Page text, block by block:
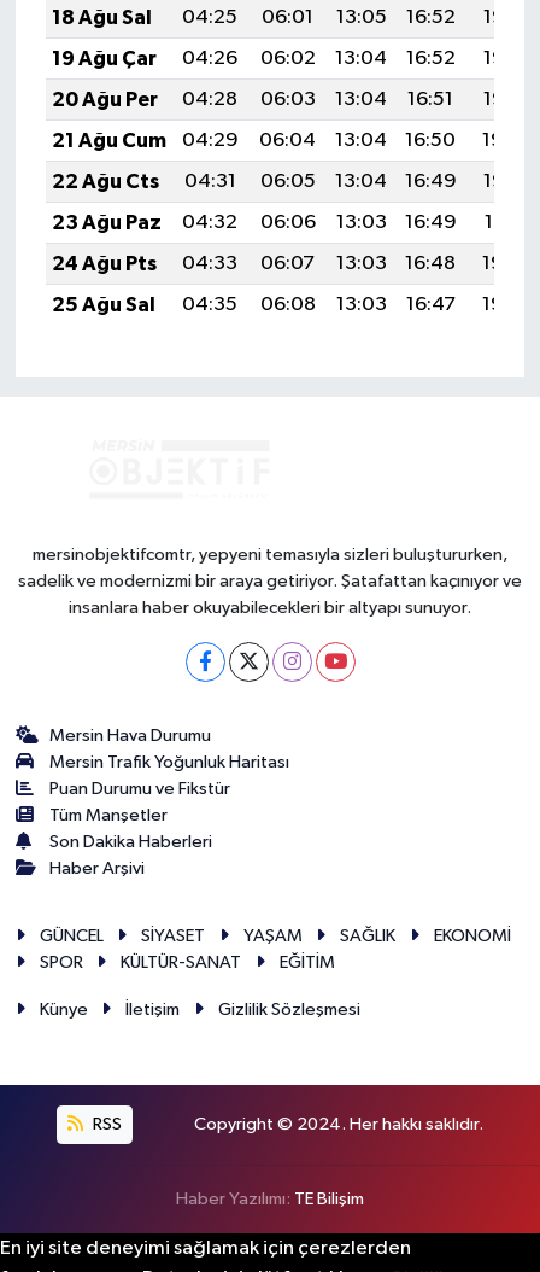
18 Ağu Sal
04:25 06:01 13:05 16:52
19:58
19 Ağu Çar
04:26 06:02 13:04 16:52
19:57
20 Ağu Per
04:28 06:03 13:04 16:51
19:55
21 Ağu Cum
04:29 06:04 13:04 16:50
19:54
22 Ağu Cts
04:31 06:05 13:04 16:49
19:52
23 Ağu Paz
04:32 06:06 13:03 16:49
19:51
24 Ağu Pts
04:33 06:07 13:03 16:48
19:49
25 Ağu Sal
04:35 06:08 13:03 16:47 19:48
mersinobjektifcomtr, yepyeni temasıyla sizleri buluştururken,
sadelik ve modernizmi bir araya getiriyor. Şatafattan kaçınıyor ve
insanlara haber okuyabilecekleri bir altyapı sunuyor.
Mersin Hava Durumu
Mersin Trafik Yoğunluk Haritası
Puan Durumu ve Fikstür
Tüm Manşetler
Son Dakika Haberleri
Haber Arşivi
GÜNCEL SİYASET YAŞAM SAĞLIK
EKONOMİ
SPOR
KÜLTÜR-SANAT EĞİTİM
Künye İletişim Gizlilik Sözleşmesi
RSS Copyright © 2024. Her hakkı saklıdır.
Haber Yazılımı: TE Bilişim
En iyi site deneyimi sağlamak için çerezlerden